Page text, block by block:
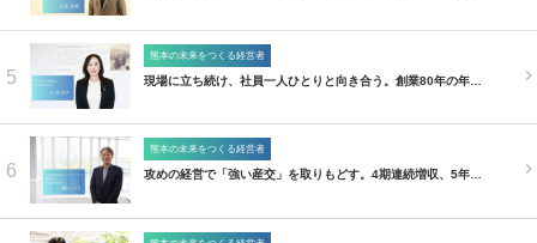
5
熊本の未来をつくる経営者
現場に立ち続け、社員一人ひとりと向き合う。創業80年の年…
6
熊本の未来をつくる経営者
攻めの経営で「強い産交」を取りもどす。4期連続増収、5年…